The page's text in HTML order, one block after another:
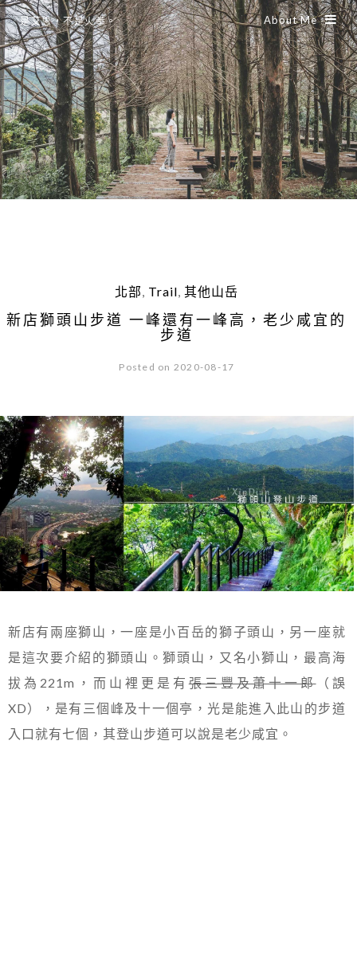
是艾思，不是火拳。 About Me
北部, Trail,其他山岳
新店獅頭山步道 一峰還有一峰高，老少咸宜的
步道
Posted on 2020-08-17
新店有兩座獅山，一座是小百岳的獅子頭山，另一座就
是這次要介紹的獅頭山。獅頭山，又名小獅山，最高海
拔為221m，而山裡更是有張三豐及蕭十一郎（誤
XD），是有三個峰及十一個亭，光是能進入此山的步道
入口就有七個，其登山步道可以說是老少咸宜。